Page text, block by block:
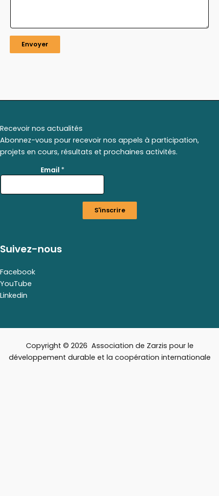
Envoyer
Recevoir nos actualités
Abonnez-vous pour recevoir nos appels à participation,
projets en cours, résultats et prochaines activités.
l
*
E
Email *
S'inscrire
Suivez-nous
Facebook
YouTube
Linkedin
Copyright © 2026 Association de Zarzis pour le
développement durable et la coopération internationale